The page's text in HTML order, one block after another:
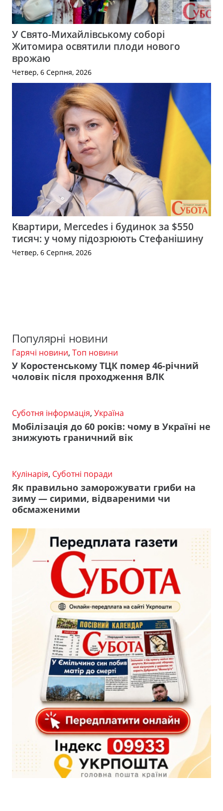
У Свято-Михайлівському соборі
Житомира освятили плоди нового
врожаю
Четвер, 6 Серпня, 2026
Квартири, Mercedes і будинок за $550
тисяч: у чому підозрюють Стефанішину
Четвер, 6 Серпня, 2026
Популярні новини
Гарячі новини, Топ новини
У Коростенському ТЦК помер 46-річний
чоловік після проходження ВЛК
Суботня інформація, Україна
Мобілізація до 60 років: чому в Україні не
знижують граничний вік
Кулінарія, Суботні поради
Як правильно заморожувати гриби на
зиму — сирими, відвареними чи
обсмаженими